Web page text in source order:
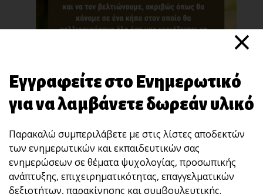
Η προσωπική ανάπτυξη είναι μια
υποχρέωση που έχουμ[...]
×
Εγγραφείτε στο Ενημερωτικό
για να λαμβάνετε δωρεάν υλικό
Παρακαλώ συμπεριλάβετε με στις λίστες αποδεκτών
των ενημερωτικών και εκπαιδευτικών σας
ενημερώσεων σε θέματα ψυχολογίας, προσωπικής
ανάπτυξης, επιχειρηματικότητας, επαγγελματικών
δεξιοτήτων, παρακίνησης και συμβουλευτικής.